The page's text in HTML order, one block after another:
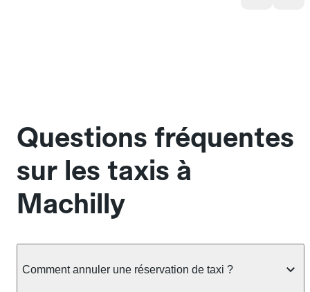
Questions fréquentes
sur les taxis à
Machilly
Comment annuler une réservation de taxi ?